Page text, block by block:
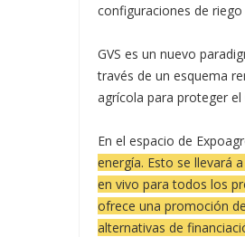
configuraciones de
GVS es un nuevo
través de un esquema
agrícola para proteger
En el espacio de
energía. Esto se llevará
en vivo para todos los
ofrece una promoción
alternativas de